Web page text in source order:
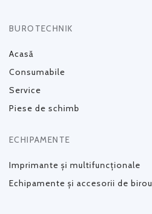
BUROTECHNIK
Acasă
Consumabile
Service
Piese de schimb
ECHIPAMENTE
Imprimante și multifuncționale
Echipamente și accesorii de birou